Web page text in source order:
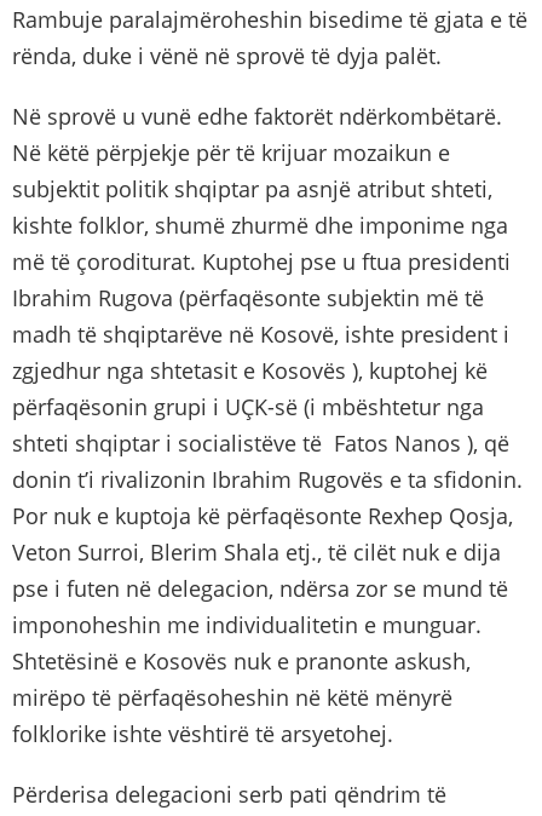
Rambuje paralajmëroheshin bisedime të gjata e të
rënda, duke i vënë në sprovë të dyja palët.
Në sprovë u vunë edhe faktorët ndërkombëtarë.
Në këtë përpjekje për të krijuar mozaikun e
subjektit politik shqiptar pa asnjë atribut shteti,
kishte folklor, shumë zhurmë dhe imponime nga
më të çoroditurat. Kuptohej pse u ftua presidenti
Ibrahim Rugova (përfaqësonte subjektin më të
madh të shqiptarëve në Kosovë, ishte president i
zgjedhur nga shtetasit e Kosovës ), kuptohej kë
përfaqësonin grupi i UÇK-së (i mbështetur nga
shteti shqiptar i socialistëve të Fatos Nanos ), që
donin t’i rivalizonin Ibrahim Rugovës e ta sfidonin.
Por nuk e kuptoja kë përfaqësonte Rexhep Qosja,
Veton Surroi, Blerim Shala etj., të cilët nuk e dija
pse i futen në delegacion, ndërsa zor se mund të
imponoheshin me individualitetin e munguar.
Shtetësinë e Kosovës nuk e pranonte askush,
mirëpo të përfaqësoheshin në këtë mënyrë
folklorike ishte vështirë të arsyetohej.
Përderisa delegacioni serb pati qëndrim të